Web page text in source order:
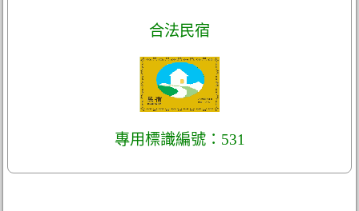
合法民宿
專用標識編號：531